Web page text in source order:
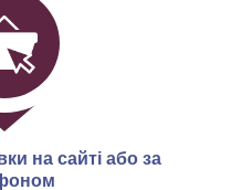
на сайті або за